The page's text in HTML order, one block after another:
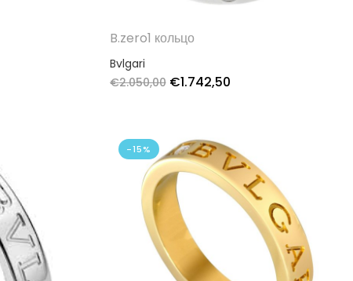
B.zero1 кольцо
Bvlgari
€2.050,00 €1.742,50
-15%